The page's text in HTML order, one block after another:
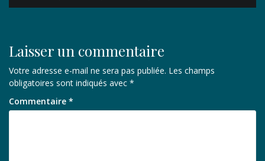
l’article
Laisser un commentaire
Votre adresse e-mail ne sera pas publiée. Les champs
obligatoires sont indiqués avec *
Commentaire *